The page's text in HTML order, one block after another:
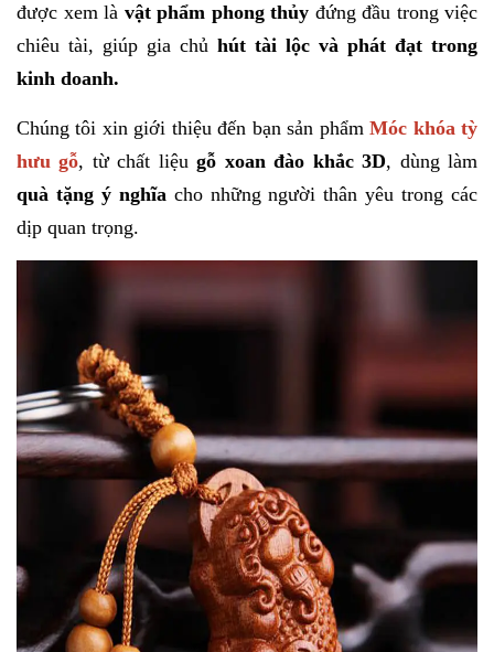
được xem là vật phẩm phong thủy đứng đầu trong việc
chiêu tài, giúp gia chủ hút tài lộc và phát đạt trong
kinh doanh.
Chúng tôi xin giới thiệu đến bạn sản phẩmMóc khóa tỳ
hưu gỗ, từ chất liệugỗ xoan đào khắc 3D, dùng làm
quà tặng ý nghĩacho những người thân yêu trong các
dịp quan trọng.